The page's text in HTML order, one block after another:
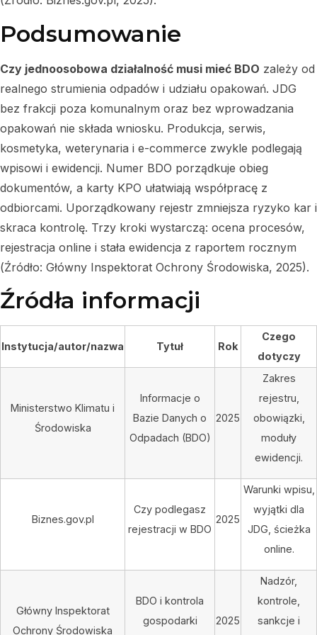
Podsumowanie
Czy jednoosobowa działalność musi mieć BDO zależy od
realnego strumienia odpadów i udziału opakowań. JDG
bez frakcji poza komunalnym oraz bez wprowadzania
opakowań nie składa wniosku. Produkcja, serwis,
kosmetyka, weterynaria i e-commerce zwykle podlegają
wpisowi i ewidencji. Numer BDO porządkuje obieg
dokumentów, a karty KPO ułatwiają współpracę z
odbiorcami. Uporządkowany rejestr zmniejsza ryzyko kar i
skraca kontrolę. Trzy kroki wystarczą: ocena procesów,
rejestracja online i stała ewidencja z raportem rocznym
(Źródło: Główny Inspektorat Ochrony Środowiska, 2025).
Źródła informacji
Instytucja/autor/nazwa Tytuł Rok
Czego
dotyczy
Ministerstwo Klimatu i
Środowiska
Informacje o
Bazie Danych o
Odpadach (BDO)
2025
Zakres
rejestru,
obowiązki,
moduły
ewidencji.
Biznes.gov.pl
Czy podlegasz
rejestracji w BDO
2025
Warunki wpisu,
wyjątki dla
JDG, ścieżka
online.
Główny Inspektorat
Ochrony Środowiska
BDO i kontrola
gospodarki
2025
Nadzór,
kontrole,
sankcje i